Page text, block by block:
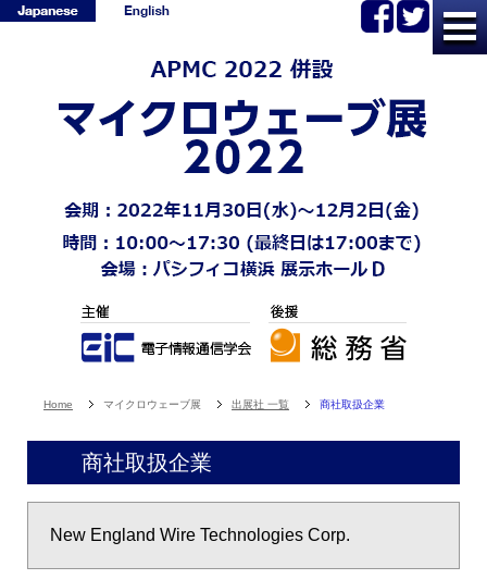
Home マイクロウェーブ展 出展社 一覧 商社取扱企業
商社取扱企業
New England Wire Technologies Corp.